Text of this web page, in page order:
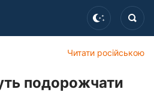
Читати російською
подорожчати